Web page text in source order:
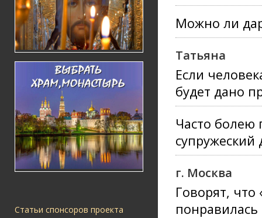
Статьи спонсоров проекта
Можно ли
Татьяна
Если
будет дано
Часто болею
супружеский
г. Москва
Говорят,